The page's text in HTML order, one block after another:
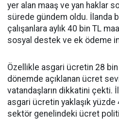
yer alan maaş ve yan haklar
sürede gündem oldu. İlanda
çalışanlara aylık 40 bin TL
sosyal destek ve ek ödeme
Özellikle asgari ücretin 28
dönemde açıklanan ücret
vatandaşların dikkatini çekti.
asgari ücretin yaklaşık yüzde
sektör genelindeki ücret